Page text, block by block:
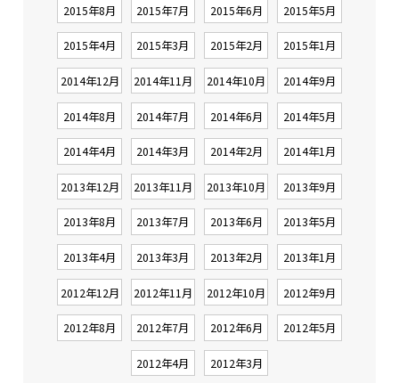
2015年8月 2015年7月 2015年6月 2015年5月
2015年4月 2015年3月 2015年2月 2015年1月
2014年12月 2014年11月 2014年10月 2014年9月
2014年8月 2014年7月 2014年6月 2014年5月
2014年4月 2014年3月 2014年2月 2014年1月
2013年12月 2013年11月 2013年10月 2013年9月
2013年8月 2013年7月 2013年6月 2013年5月
2013年4月 2013年3月 2013年2月 2013年1月
2012年12月 2012年11月 2012年10月 2012年9月
2012年8月 2012年7月 2012年6月 2012年5月
2012年4月 2012年3月